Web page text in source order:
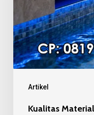
Artikel
Renang
Kualitas